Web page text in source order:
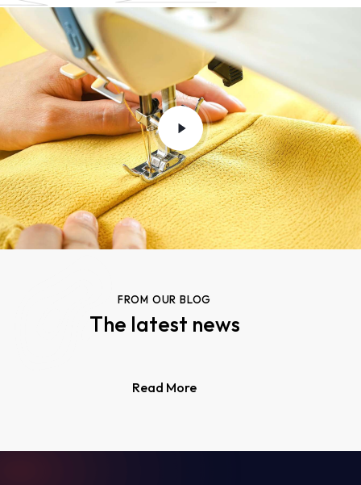
FROM OUR BLOG
The latest news
Read More